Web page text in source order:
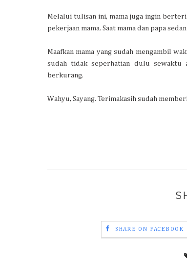
Melalui tulisan ini, mama juga ingin
pekerjaan mama. Saat mama dan papa
Maafkan mama yang sudah mengambil
sudah tidak seperhatian dulu sewaktu
berkurang.
Wahyu, Sayang. Terimakasih sudah
SHARE ON FACEBOOK